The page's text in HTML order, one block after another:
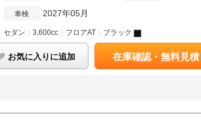
車検 2027年05月
セダン 3,600cc フロアAT ブラック
お気に入りに追加 在庫確認・無料見積